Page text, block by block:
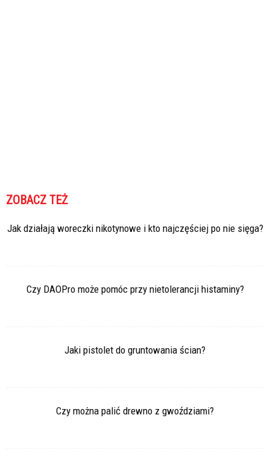
ZOBACZ TEŻ
Jak działają woreczki nikotynowe i kto najczęściej po nie sięga?
Czy DAOPro może pomóc przy nietolerancji histaminy?
Jaki pistolet do gruntowania ścian?
Czy można palić drewno z gwoździami?